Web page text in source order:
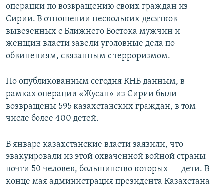
операции по возвращению своих граждан из
Сирии. В отношении нескольких десятков
вывезенных с Ближнего Востока мужчин и
женщин власти завели уголовные дела по
обвинениям, связанным с терроризмом.
По опубликованным сегодня КНБ данным, в
рамках операции «Жусан» из Сирии были
возвращены 595 казахстанских граждан, в том
числе более 400 детей.
В январе казахстанские власти заявили, что
эвакуировали из этой охваченной войной страны
почти 50 человек, большинство которых — дети. В
конце мая администрация президента Казахстана